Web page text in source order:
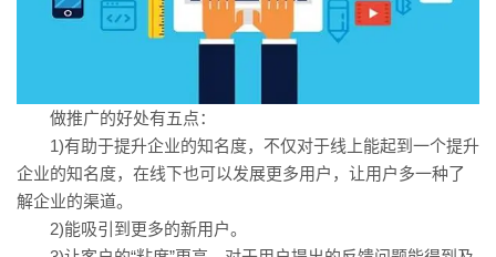
做推广的好处有五点：
1)有助于提升企业的知名度，不仅对于线上能起到一个提升
企业的知名度，在线下也可以发展更多用户，让用户多一种了
解企业的渠道。
2)能吸引到更多的新用户。